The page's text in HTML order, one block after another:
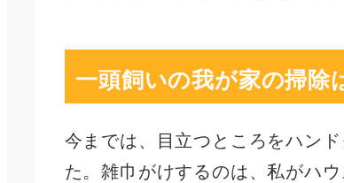
一頭飼いの我が家の掃除
今までは、目立つところをハン
た。雑巾がけするのは、私がハ